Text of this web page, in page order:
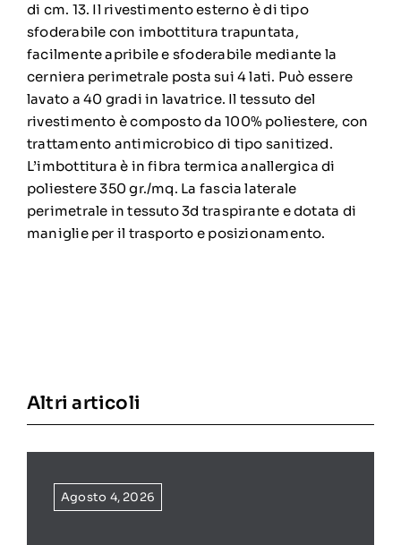
di cm. 13. Il rivestimento esterno è di tipo
sfoderabile con imbottitura trapuntata,
facilmente apribile e sfoderabile mediante la
cerniera perimetrale posta sui 4 lati. Può essere
lavato a 40 gradi in lavatrice. Il tessuto del
rivestimento è composto da 100% poliestere, con
trattamento antimicrobico di tipo sanitized.
L’imbottitura è in fibra termica anallergica di
poliestere 350 gr./mq. La fascia laterale
perimetrale in tessuto 3d traspirante e dotata di
maniglie per il trasporto e posizionamento.
Altri articoli
Agosto 4, 2026